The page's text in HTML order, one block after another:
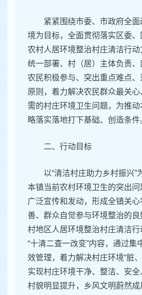
紧紧围绕市委、市政府全
境为目标，全面贯彻落实区委
农村人居环境整治村庄清洁行
统一部署、村（居）主体负责、
农民积极参与、突出重点难点
原则，着力解决农民群众最关
需的村庄环境卫生问题，为推
略落实落地打下基础、创造条件
二、行动目标
以“清洁村庄助力乡村振兴”
本镇当前农村环境卫生的突出
广泛宣传和发动，形成全镇关
善、群众自觉参与环境整治的
村地区人居环境整治村庄清洁
“十清二查一改变”内容，通过集
效管理，着力解决村庄环境“脏、
实现村庄环境干净、整洁、安
村貌明显提升，乡风文明蔚然成